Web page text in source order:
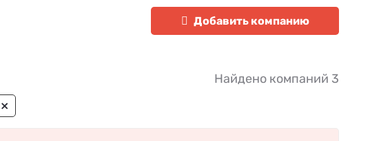
Добавить компанию
Найдено компаний 3
×